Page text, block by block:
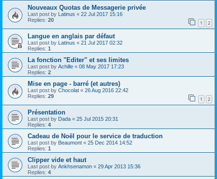
Nouveaux Quotas de Messagerie privée
Last post by Latinus « 22 Jul 2017 15:16
Replies: 20 1 2
Langue en anglais par défaut
Last post by Latinus « 21 Jul 2017 02:32
Replies: 1
La fonction "Editer" et ses limites
Last post by Achille « 08 May 2017 17:23
Replies: 2
Mise en page - barré (et autres)
Last post by Chocolat « 26 Aug 2016 22:42
Replies: 29 1 2
Présentation
Last post by Dada « 25 Jul 2015 20:31
Replies: 4
Cadeau de Noël pour le service de traduction
Last post by Beaumont « 25 Dec 2014 14:52
Replies: 1
Clipper vide et haut
Last post by Ankhsenamon « 29 Apr 2013 15:36
Replies: 4